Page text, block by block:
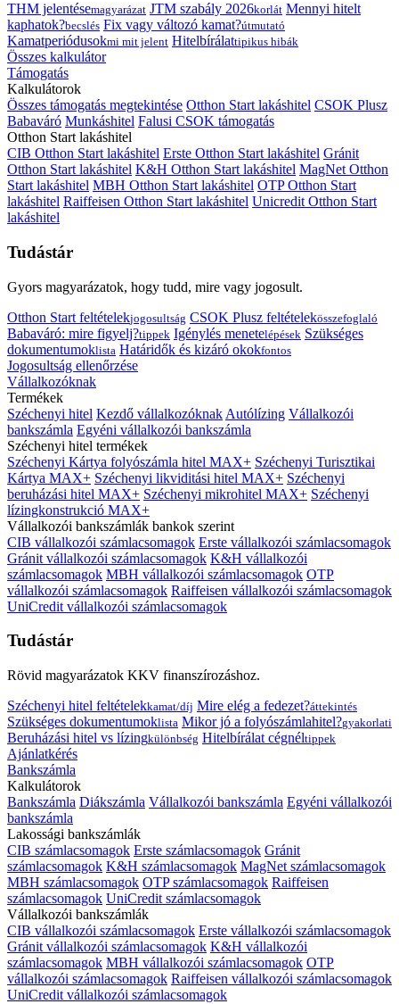
THM jelentésemagyarázat JTM szabály 2026korlát Mennyi hitelt
kaphatok?becslés Fix vagy változó kamat?útmutató
Kamatperiódusokmi mit jelent Hitelbírálattipikus hibák
Összes kalkulátor
Támogatás
Kalkulátorok
Összes támogatás megtekintése Otthon Start lakáshitel CSOK Plusz
Babaváró Munkáshitel Falusi CSOK támogatás
Otthon Start lakáshitel
CIB Otthon Start lakáshitel Erste Otthon Start lakáshitel Gránit
Otthon Start lakáshitel K&H Otthon Start lakáshitel MagNet Otthon
Start lakáshitel MBH Otthon Start lakáshitel OTP Otthon Start
lakáshitel Raiffeisen Otthon Start lakáshitel Unicredit Otthon Start
lakáshitel
Tudástár
Gyors magyarázatok, hogy tudd, mire vagy jogosult.
Otthon Start feltételekjogosultság CSOK Plusz feltételekösszefoglaló
Babaváró: mire figyelj?tippek Igénylés menetelépések Szükséges
dokumentumoklista Határidők és kizáró okokfontos
Jogosultság ellenőrzése
Vállalkozóknak
Termékek
Széchenyi hitel Kezdő vállalkozóknak Autólízing Vállalkozói
bankszámla Egyéni vállalkozói bankszámla
Széchenyi hitel termékek
Széchenyi Kártya folyószámla hitel MAX+ Széchenyi Turisztikai
Kártya MAX+ Széchenyi likviditási hitel MAX+ Széchenyi
beruházási hitel MAX+ Széchenyi mikrohitel MAX+ Széchenyi
lízingkonstrukció MAX+
Vállalkozói bankszámlák bankok szerint
CIB vállalkozói számlacsomagok Erste vállalkozói számlacsomagok
Gránit vállalkozói számlacsomagok K&H vállalkozói
számlacsomagok MBH vállalkozói számlacsomagok OTP
vállalkozói számlacsomagok Raiffeisen vállalkozói számlacsomagok
UniCredit vállalkozói számlacsomagok
Tudástár
Rövid magyarázatok KKV finanszírozáshoz.
Széchenyi hitel feltételekkamat/díj Mire elég a fedezet?áttekintés
Szükséges dokumentumoklista Mikor jó a folyószámlahitel?gyakorlati
Beruházási hitel vs lízingkülönbség Hitelbírálat cégnéltippek
Ajánlatkérés
Bankszámla
Kalkulátorok
Bankszámla Diákszámla Vállalkozói bankszámla Egyéni vállalkozói
bankszámla
Lakossági bankszámlák
CIB számlacsomagok Erste számlacsomagok Gránit
számlacsomagok K&H számlacsomagok MagNet számlacsomagok
MBH számlacsomagok OTP számlacsomagok Raiffeisen
számlacsomagok UniCredit számlacsomagok
Vállalkozói bankszámlák
CIB vállalkozói számlacsomagok Erste vállalkozói számlacsomagok
Gránit vállalkozói számlacsomagok K&H vállalkozói
számlacsomagok MBH vállalkozói számlacsomagok OTP
vállalkozói számlacsomagok Raiffeisen vállalkozói számlacsomagok
UniCredit vállalkozói számlacsomagok